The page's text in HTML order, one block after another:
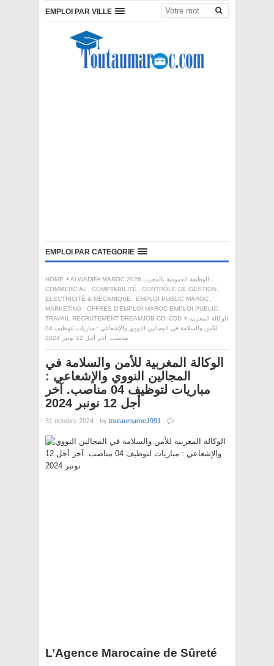
EMPLOI PAR VILLE
EMPLOI PAR CATEGORIE
HOME ALWADIFA MAROC 2026 الوظيفة العمومية بالمغرب
,
COMMERCIAL , COMPTABILITÉ , CONTRÔLE DE GESTION ,
ELECTRICITÉ & MÉCANIQUE , EMPLOI PUBLIC MAROC ,
MARKETING , OFFRES D'EMPLOI MAROC EMPLOI PUBLIC
TRAVAIL RECRUTEMENT DREAMJOB CDI CDD
الوكالة المغربية
للأمن والسلامة في المجالين النووي والإشعاعي : مباريات لتوظيف 04
مناصب. آخر أجل 12 نونبر 2024
الوكالة المغربية للأمن والسلامة في
المجالين النووي والإشعاعي :
مباريات لتوظيف 04 مناصب. آخر
أجل 12 نونبر 2024
31 octobre 2024 · by toutaumaroc1991 ·
L’Agence Marocaine de Sûreté